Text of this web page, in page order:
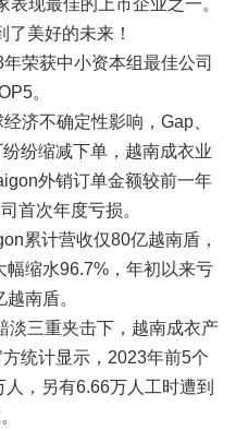
美好的未来！
荣获中小资本组最佳公司
。
济不确定性影响，Gap、
纷缩减下单，越南成衣业
外销订单金额较前一年
首次年度亏损。
累计营收仅80亿越南盾，
缩水96.7%，年初以来亏
南盾。
淡三重夹击下，越南成衣产
统计显示，2023年前5个
，另有6.66万人工时遭到